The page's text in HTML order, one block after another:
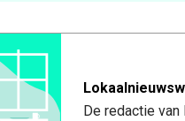
De redactie